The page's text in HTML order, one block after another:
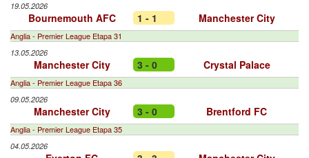
19.05.2026
Bournemouth AFC 1 - 1 Manchester City
Anglia - Premier League Etapa 31
13.05.2026
Manchester City 3 - 0 Crystal Palace
Anglia - Premier League Etapa 36
09.05.2026
Manchester City 3 - 0 Brentford FC
Anglia - Premier League Etapa 35
04.05.2026